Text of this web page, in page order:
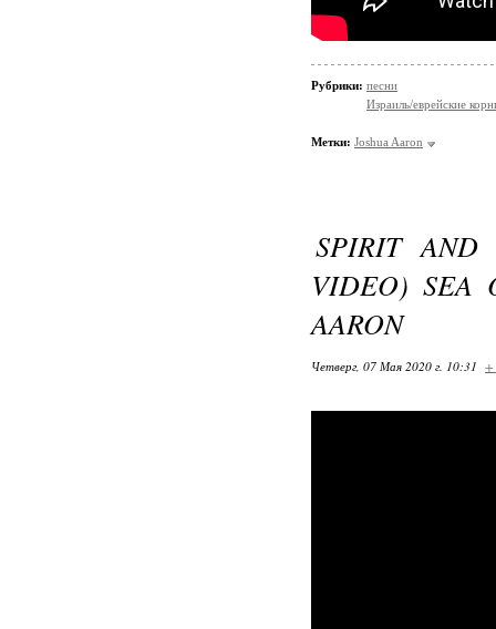
Рубрики: песни
Израиль/еврейские
Метки: Joshua Aaron
SPIRIT
VIDEO) SEA
AARON
Четверг, 07 Мая 2020 г. 10:31 +